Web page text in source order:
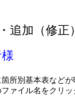
追加（修
所別基本表など
ァイル名をクリ